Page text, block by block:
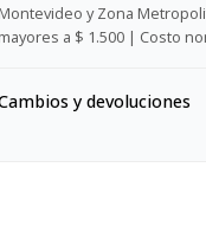
Montevideo y Zona
mayores a $ 1.500 | Costo
y devoluciones